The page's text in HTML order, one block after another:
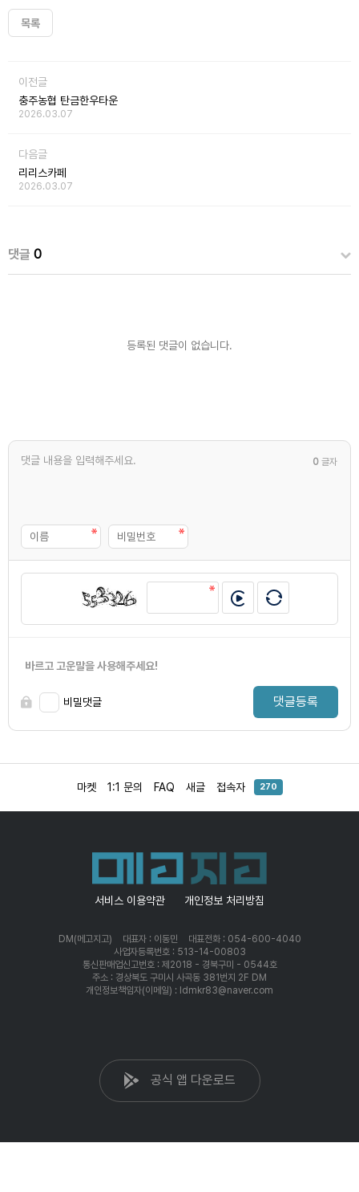
목록
이전글
충주농협 탄금한우타운
2026.03.07
다음글
리리스카페
2026.03.07
댓글 0
등록된 댓글이 없습니다.
0 글자
바르고 고운말을 사용해주세요!
비밀댓글 댓글등록
마켓 1:1 문의 FAQ 새글 접속자 270
서비스 이용약관 개인정보 처리방침
DM(메고지고) 대표자 : 이동민
대표전화 : 054-600-4040
사업자등록번호 : 513-14-00803
통신판매업신고번호 : 제2018 - 경북구미 - 0544호
주소 : 경상북도 구미시 사곡동 381번지 2F DM
개인정보책임자(이메일) : ldmkr83@naver.com
공식 앱 다운로드